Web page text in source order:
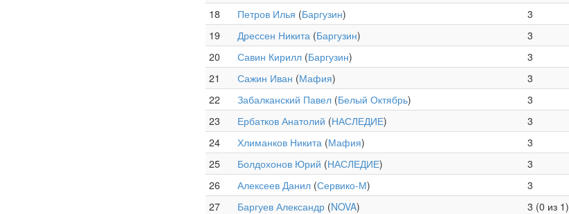
18
Петров Илья (Баргузин) 3
19
Дрессен Никита (Баргузин) 3
20
Савин Кирилл (Баргузин) 3
21
Сажин Иван (Мафия) 3
22
Забалканский Павел (Белый Октябрь) 3
23
Ербатков Анатолий (НАСЛЕДИЕ) 3
24
Хлиманков Никита (Мафия) 3
25
Болдохонов Юрий (НАСЛЕДИЕ) 3
26
Алексеев Данил (Сервико-М) 3
27
Баргуев Александр (NOVA) 3 (0 из 1)